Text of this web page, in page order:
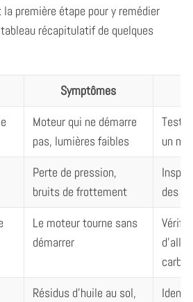
première étape pour y remédier
récapitulatif de quelques
Symptômes
Moteur qui ne démarre
pas, lumières faibles
un
Perte de pression,
bruits de frottement
des
Le moteur tourne sans
démarrer
Résidus d’huile au sol,